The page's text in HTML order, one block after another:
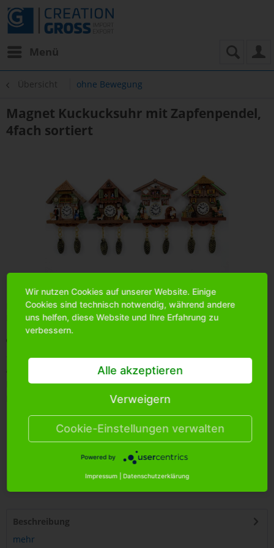
Menü
Übersicht ohne Bewegung
Magnet Kuckucksuhr mit Zapfenpendel,
4fach sortiert
Bittemelden Sie sich an, um mehr Informationen über das
Produkt zu erhalten.
6204140
Bestands-Info:
685
288
250255 467936
Beschreibung
mehr
Wir nutzen Cookies auf unserer Website. Einige
Cookies sind technisch notwendig, während andere
uns helfen, diese Website und Ihre Erfahrung zu
verbessern.
Alle akzeptieren
Verweigern
Cookie-Einstellungen verwalten
Powered by
Impressum Datenschutzerklärung